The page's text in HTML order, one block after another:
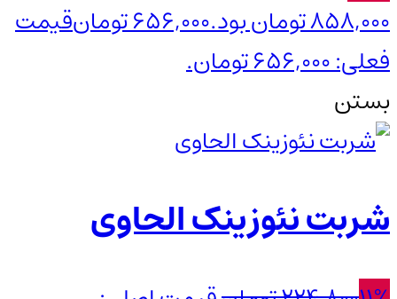
858,000 تومان بود.
656,000تومانقیمت
فعلی: 656,000 تومان.
بستن
شربت نئوزینک الحاوی